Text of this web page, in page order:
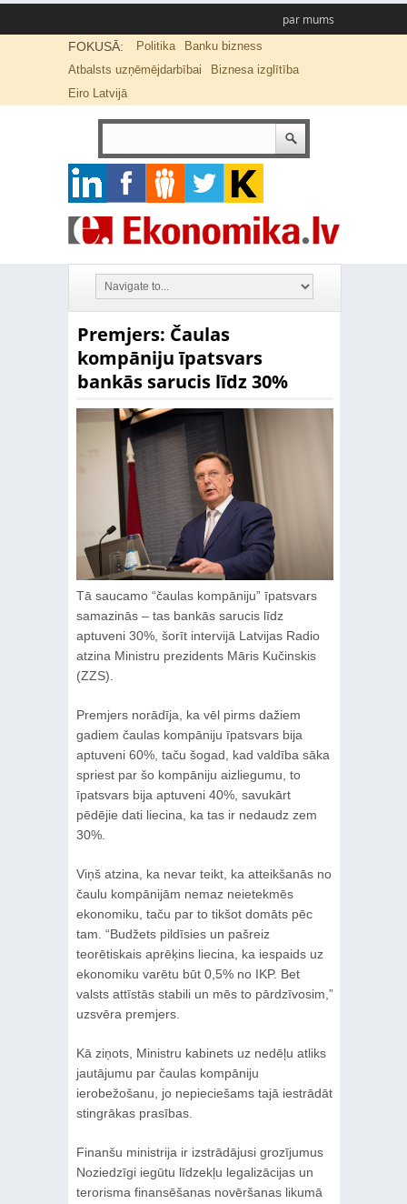
par mums
FOKUSĀ: Politika
Banku bizness
Atbalsts uzņēmējdarbībai
Biznesa izglītība
Eiro Latvijā
Premjers: Čaulas
kompāniju īpatsvars
bankās sarucis līdz 30%
Tā saucamo “čaulas kompāniju” īpatsvars
samazinās – tas bankās sarucis līdz
aptuveni 30%, šorīt intervijā Latvijas Radio
atzina Ministru prezidents Māris Kučinskis
(ZZS).
Premjers norādīja, ka vēl pirms dažiem
gadiem čaulas kompāniju īpatsvars bija
aptuveni 60%, taču šogad, kad valdība sāka
spriest par šo kompāniju aizliegumu, to
īpatsvars bija aptuveni 40%, savukārt
pēdējie dati liecina, ka tas ir nedaudz zem
30%.
Viņš atzina, ka nevar teikt, ka atteikšanās no
čaulu kompānijām nemaz neietekmēs
ekonomiku, taču par to tikšot domāts pēc
tam. “Budžets pildīsies un pašreiz
teorētiskais aprēķins liecina, ka iespaids uz
ekonomiku varētu būt 0,5% no IKP. Bet
valsts attīstās stabili un mēs to pārdzīvosim,”
uzsvēra premjers.
Kā ziņots, Ministru kabinets uz nedēļu atliks
jautājumu par čaulas kompāniju
ierobežošanu, jo nepieciešams tajā iestrādāt
stingrākas prasības.
Finanšu ministrija ir izstrādājusi grozījumus
Noziedzīgi iegūtu līdzekļu legalizācijas un
terorisma finansēšanas novēršanas likumā